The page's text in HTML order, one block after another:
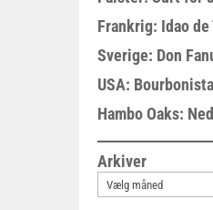
Frankrig: Idao
Sverige: Don
USA:
Hambo Oaks:
Arkiver